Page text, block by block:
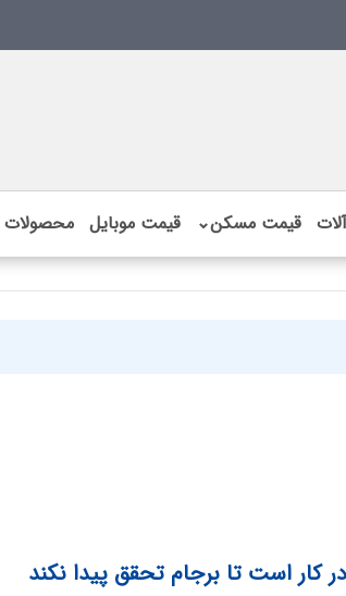
قیمت مسکن⌄ قیمت موبایل محصولات
است تا برجام تحقق پیدا نکند